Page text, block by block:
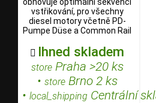
vstřikování, pro všechny
diesel motory včetně PD-
Pumpe Düse a Common Rail
 Ihned skladem
storePraha >20 ks
• storeBrno 2 ks
• local_shipping Centrální